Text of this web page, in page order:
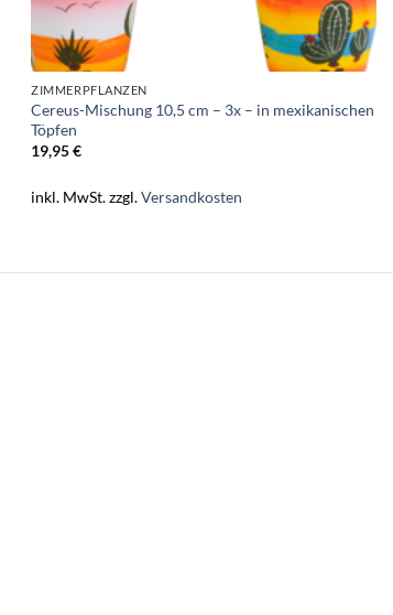
ZIMMERPFLANZEN
Cereus-Mischung 10,5 cm – 3x – in mexikanischen
Töpfen
19,95€
inkl. MwSt.zzgl.Versandkosten